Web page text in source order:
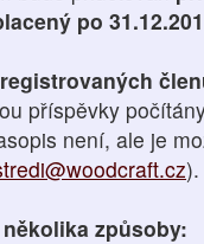
po
příspěvky
není, ale je
).
způsoby: